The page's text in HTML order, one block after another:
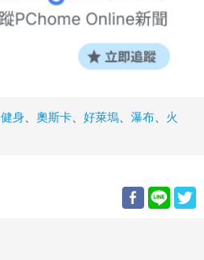
健身 奧斯卡 好萊塢 瀑布
火